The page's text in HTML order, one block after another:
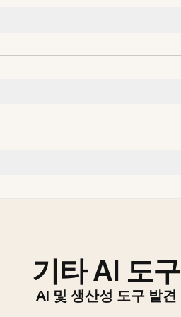
기타 AI 도구
AI 및 생산성 도구 발견